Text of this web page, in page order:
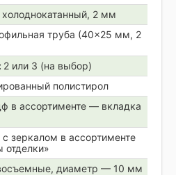
холоднокатанный, 2 мм
труба (40×25 мм, 2
2 или 3 (на выбор)
полистирол
в ассортименте — вкладка
зеркалом в ассортименте
отделки»
диаметр — 10 мм